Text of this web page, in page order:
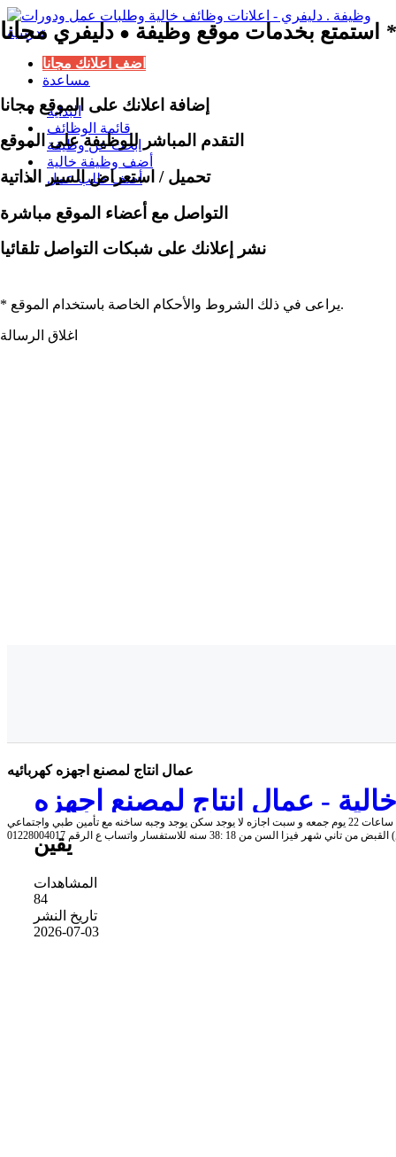
اضف اعلانك مجانا
مساعدة
البداية
قائمة الوظائف
ابحث عن وظيفة
أضف وظيفة خالية
أضف طلب عمل
- عمال انتاج لمصنع اجهزه
كهربائيه
يقين
المشاهدات
84
تاريخ النشر
2026-07-03
عمال انتاج لمصنع اجهزه كهربائيه
مطلوب عمال في مصنع الاجهزه الكهربائيه بمنطقه العاشر من رمضان براتب 6700 جنيه عدد ساعات العمل 8 ساعات 22 يوم جمعه و سبت اجازه لا يوجد سكن يوجد وجبه ساخنه مع تأمين طبي واجتماعي
من 18 :38 سنه للاستفسار واتساب ع الرقم 01228004017
استمتع بخدمات موقع وظيفة ● دليفريمجانا *
إضافة اعلانك على الموقع مجانا
التقدم المباشر للوظيفة على الموقع
تحميل / استعراض السير الذاتية
التواصل مع أعضاء الموقع مباشرة
نشر إعلانك على شبكات التواصل تلقائيا
* يراعى في ذلك الشروط والأحكام الخاصة باستخدام الموقع.
اغلاق الرسالة